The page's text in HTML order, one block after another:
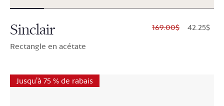
Sinclair
Rectangle en acétate
$169.00 $42.25
Jusqu'à 75 % de rabais